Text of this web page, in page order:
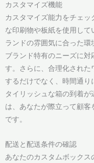
カスタマイズ機能
カスタマイズ能力をチェ
な印刷物や板紙を使用し
ランドの雰囲気に合った
ブランド特有のニーズに
す。さらに、合理化された
するだけでなく、時間通り
タイリッシュな箱の到着
は、あなたが際立って顧客
です。
配送と配送条件の確認
あなたのカスタムボック